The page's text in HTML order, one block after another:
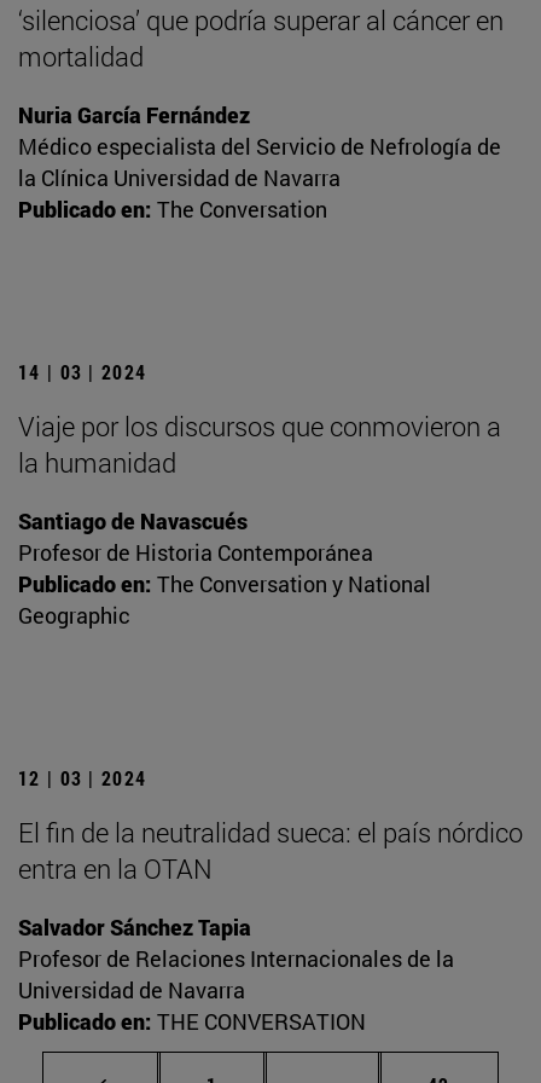
‘silenciosa’ que podría superar al cáncer en
mortalidad
Nuria García Fernández
Médico especialista del Servicio de Nefrología de
la Clínica Universidad de Navarra
Publicado en: The Conversation
14 | 03 | 2024
Viaje por los discursos que conmovieron a
la humanidad
Santiago de Navascués
Profesor de Historia Contemporánea
Publicado en: The Conversation y National
Geographic
12 | 03 | 2024
El fin de la neutralidad sueca: el país nórdico
entra en la OTAN
Salvador Sánchez Tapia
Profesor de Relaciones Internacionales de la
Universidad de Navarra
Publicado en: THE CONVERSATION